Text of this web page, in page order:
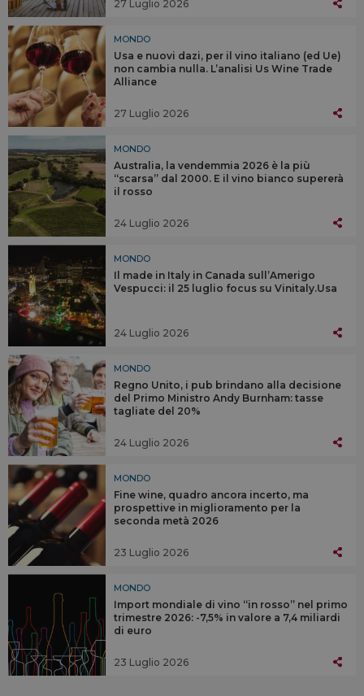
27 Luglio 2026
MONDO
Usa e nuovi dazi, per il vino italiano (ed Ue)
non cambia nulla. L’analisi Us Wine Trade
Alliance
27 Luglio 2026
MONDO
Australia, la vendemmia 2026 è la più
“scarsa” dal 2000. E il vino bianco supererà
il rosso
24 Luglio 2026
MONDO
Il made in Italy in Canada sull’Amerigo
Vespucci: il 25 luglio focus su Vinitaly.Usa
24 Luglio 2026
MONDO
Regno Unito, i pub brindano alla decisione
del Primo Ministro Andy Burnham: tasse
tagliate del 20%
24 Luglio 2026
MONDO
Fine wine, quadro ancora incerto, ma
prospettive in miglioramento per la
seconda metà 2026
23 Luglio 2026
MONDO
Import mondiale di vino “in rosso” nel primo
trimestre 2026: -7,5% in valore a 7,4 miliardi
di euro
23 Luglio 2026